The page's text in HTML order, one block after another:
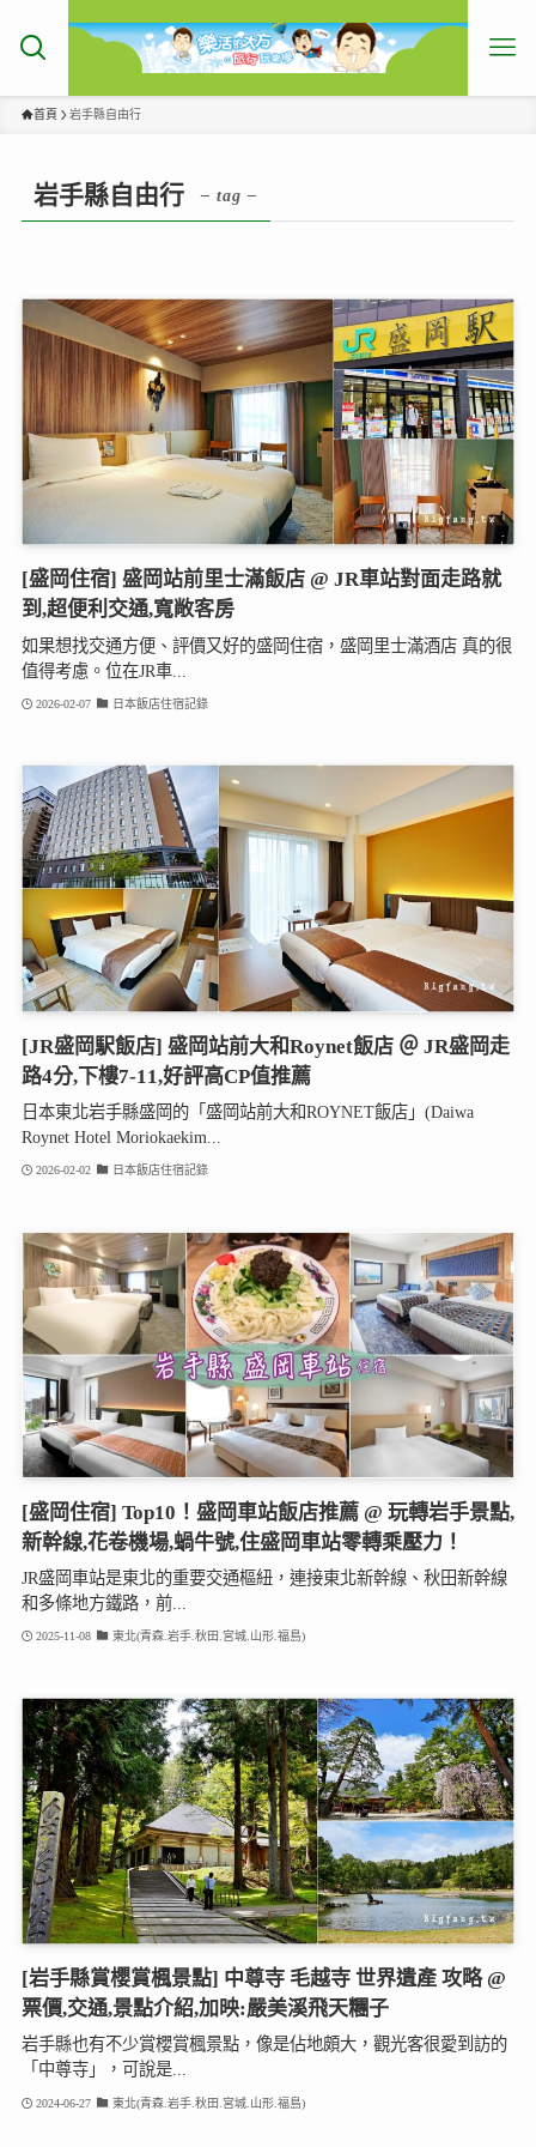
首頁 岩手縣自由行
岩手縣自由行 – tag –
[盛岡住宿] 盛岡站前里士滿飯店 @ JR車站對面走路就
到,超便利交通,寬敞客房
如果想找交通方便、評價又好的盛岡住宿，盛岡里士滿酒店 真的很
值得考慮。位在JR車...
2026-02-07 日本飯店住宿記錄
[JR盛岡駅飯店] 盛岡站前大和Roynet飯店 ＠ JR盛岡走
路4分,下樓7-11,好評高CP值推薦
日本東北岩手縣盛岡的「盛岡站前大和ROYNET飯店」(Daiwa
Roynet Hotel Moriokaekim...
2026-02-02 日本飯店住宿記錄
[盛岡住宿] Top10！盛岡車站飯店推薦 @ 玩轉岩手景點,
新幹線,花卷機場,蝸牛號,住盛岡車站零轉乘壓力！
JR盛岡車站是東北的重要交通樞紐，連接東北新幹線、秋田新幹線
和多條地方鐵路，前...
2025-11-08 東北(青森.岩手.秋田.宮城.山形.福島)
[岩手縣賞櫻賞楓景點] 中尊寺 毛越寺 世界遺產 攻略 @
票價,交通,景點介紹,加映:嚴美溪飛天糰子
岩手縣也有不少賞櫻賞楓景點，像是佔地頗大，觀光客很愛到訪的
「中尊寺」，可說是...
2024-06-27 東北(青森.岩手.秋田.宮城.山形.福島)